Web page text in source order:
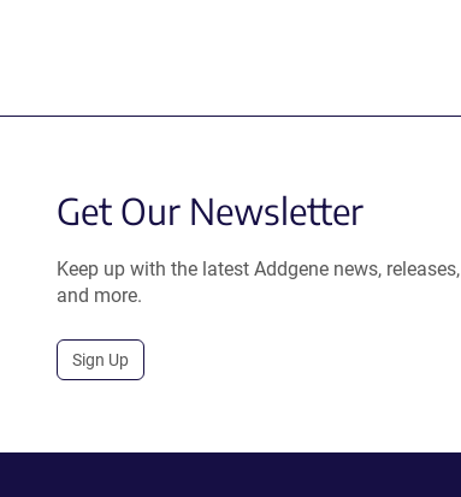
Get Our Newsletter
Keep up with the latest Addgene news, releases,
and more.
Sign Up